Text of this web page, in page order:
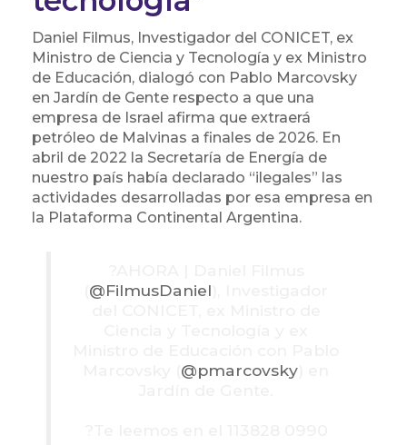
Daniel Filmus, Investigador del CONICET, ex
Ministro de Ciencia y Tecnología y ex Ministro
de Educación, dialogó con Pablo Marcovsky
en Jardín de Gente respecto a que una
empresa de Israel afirma que extraerá
petróleo de Malvinas a finales de 2026. En
abril de 2022 la Secretaría de Energía de
nuestro país había declarado “ilegales” las
actividades desarrolladas por esa empresa en
la Plataforma Continental Argentina.
@FilmusDaniel
@pmarcovsky